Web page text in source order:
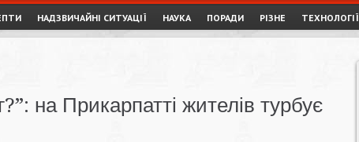
НАДЗВИЧАЙНІ СИТУАЦІЇ НАУКА ПОРАДИ РІЗНЕ ТЕХНОЛОГІЇ
на Прикарпатті жителів турбує